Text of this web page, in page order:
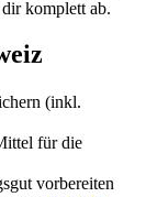
mit
um. Du
ohne
und
wir Packen,